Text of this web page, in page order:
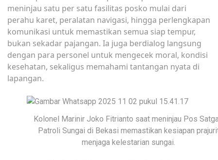
meninjau satu per satu fasilitas posko mulai dari
perahu karet, peralatan navigasi, hingga perlengkapan
komunikasi untuk memastikan semua siap tempur,
bukan sekadar pajangan. Ia juga berdialog langsung
dengan para personel untuk mengecek moral, kondisi
kesehatan, sekaligus memahami tantangan nyata di
lapangan.
Kolonel Marinir Joko Fitrianto saat meninjau Pos
Patroli Sungai di Bekasi memastikan kesiapan
menjaga kelestarian sungai.